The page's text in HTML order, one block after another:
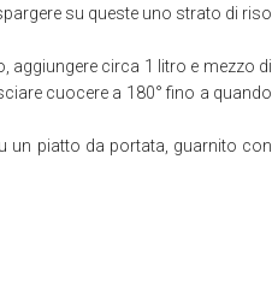
su queste uno strato di riso
aggiungere circa 1 litro e mezzo di
cuocere a 180° fino a quando
un piatto da portata, guarnito con